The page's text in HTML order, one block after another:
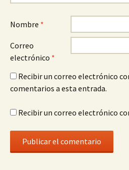
Nombre *
Correo
electrónico *
Recibir un correo electrónico
comentarios a esta entrada.
Recibir un correo electrónico